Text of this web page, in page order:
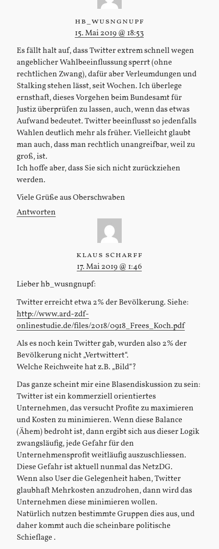
hb_wusngnupf
15. Mai 2019 @ 18:53
Es fällt halt auf, dass Twitter extrem schnell wegen
angeblicher Wahlbeeinflussung sperrt (ohne
rechtlichen Zwang), dafür aber Verleumdungen und
Stalking stehen lässt, seit Wochen. Ich überlege
ernsthaft, dieses Vorgehen beim Bundesamt für
Justiz überprüfen zu lassen, auch, wenn das etwas
Aufwand bedeutet. Twitter beeinflusst so jedenfalls
Wahlen deutlich mehr als früher. Vielleicht glaubt
man auch, dass man rechtlich unangreifbar, weil zu
groß, ist.
Ich hoffe aber, dass Sie sich nicht zurückziehen
werden.
Viele Grüße aus Oberschwaben
Antworten
klaus scharff
17. Mai 2019 @ 1:46
Lieber hb_wusngnupf:
Twitter erreicht etwa 2% der Bevölkerung. Siehe:
http://www.ard-zdf-
onlinestudie.de/files/2018/0918_Frees_Koch.pdf
Als es noch kein Twitter gab, wurden also 2% der
Bevölkerung nicht „Vertwittert“.
Welche Reichweite hat z.B. „Bild“?
Das ganze scheint mir eine Blasendiskussion zu sein:
Twitter ist ein kommerziell orientiertes
Unternehmen, das versucht Profite zu maximieren
und Kosten zu minimieren. Wenn diese Balance
(Ähem) bedroht ist, dann ergibt sich aus dieser Logik
zwangsläufig, jede Gefahr für den
Unternehmensprofit weitläufig auszuschliessen.
Diese Gefahr ist aktuell nunmal das NetzDG.
Wenn also User die Gelegenheit haben, Twitter
glaubhaft Mehrkosten anzudrohen, dann wird das
Unternehmen diese minimieren wollen.
Natürlich nutzen bestimmte Gruppen dies aus, und
daher kommt auch die scheinbare politische
Schieflage .